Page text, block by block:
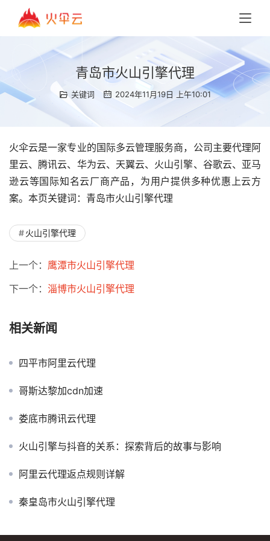
青岛市火山引擎代理
关键词 2024年11月19日 上午10:01
火伞云是一家专业的国际多云管理服务商，公司主要代理阿
里云、腾讯云、华为云、天翼云、火山引擎、谷歌云、亚马
逊云等国际知名云厂商产品，为用户提供多种优惠上云方
案。本页关键词：青岛市火山引擎代理
火山引擎代理
上一个： 鹰潭市火山引擎代理
下一个： 淄博市火山引擎代理
相关新闻
四平市阿里云代理
哥斯达黎加cdn加速
娄底市腾讯云代理
火山引擎与抖音的关系：探索背后的故事与影响
阿里云代理返点规则详解
秦皇岛市火山引擎代理